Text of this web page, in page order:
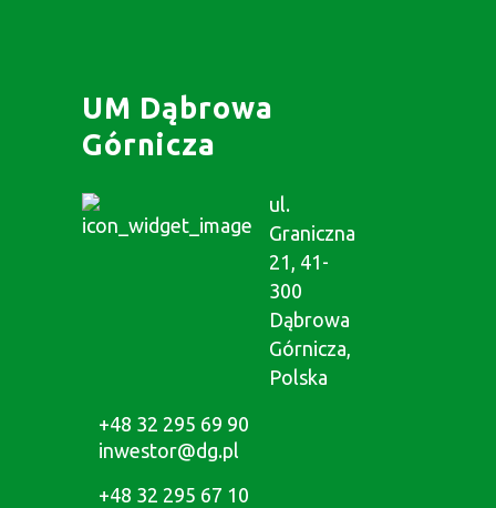
UM Dąbrowa
Górnicza
ul.
Graniczna
21, 41-
300
Dąbrowa
Górnicza,
Polska
+48 32 295 69 90
inwestor@dg.pl
+48 32 295 67 10